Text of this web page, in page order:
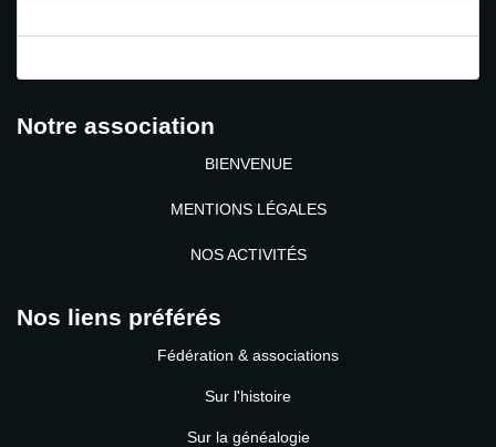
Notre association
BIENVENUE
MENTIONS LÉGALES
NOS ACTIVITÉS
Nos liens préférés
Fédération & associations
Sur l'histoire
Sur la généalogie